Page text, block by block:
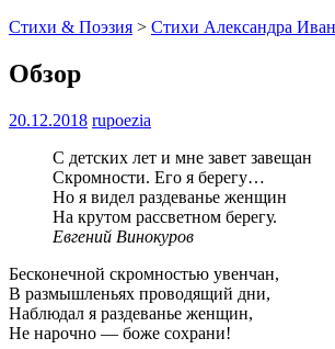
Стихи & Поэзия > Стихи Александра
Обзор
20.12.2018 rupoezia
С детских лет и мне завет завещан
Скромности. Его я берегу…
Но я видел раздеванье женщин
На крутом рассветном берегу.
Евгений Винокуров
Бесконечной скромностью увенчан,
В размышленьях проводящий дни,
Наблюдал я раздеванье женщин,
Не нарочно — боже сохрани!